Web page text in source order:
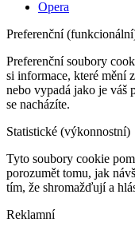
Opera
Preferenční
Preferenční soubory
si informace, které mění
nebo vypadá jako je váš
se nacházíte.
Statistické (výkonnostní)
Tyto soubory cookie
porozumět tomu, jak
tím, že shromažďují a
Reklamní